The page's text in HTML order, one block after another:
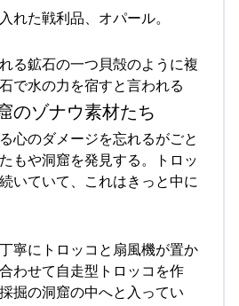
れた戦利品、オパール。
る鉱石の一つ貝殻のように複
で水の力を宿すと言われる
のゾナウ素材たち
心のダメージを忘れるがごと
もや洞窟を発見する。トロッ
いていて、これはきっと中に
寧にトロッコと扇風機が置か
わせて自走型トロッコを作
掘の洞窟の中へと入ってい